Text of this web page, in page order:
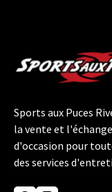
Sports aux Puces
la vente et
d'occasion pour
des services